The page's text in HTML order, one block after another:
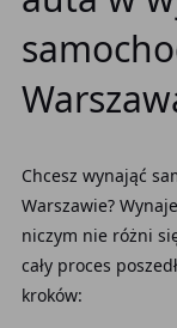
Chcesz wynająć
Warszawie?
niczym nie różni
cały proces
kroków: